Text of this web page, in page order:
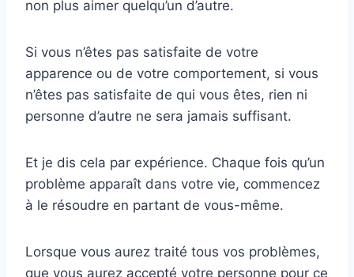
non plus aimer quelqu’un d’autre.
Si vous n’êtes pas satisfaite de votre
apparence ou de votre comportement, si vous
n’êtes pas satisfaite de qui vous êtes, rien ni
personne d’autre ne sera jamais suffisant.
Et je dis cela par expérience. Chaque fois qu’un
problème apparaît dans votre vie, commencez
à le résoudre en partant de vous-même.
Lorsque vous aurez traité tous vos problèmes,
que vous aurez accepté votre personne pour ce